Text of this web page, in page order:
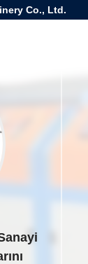
Co., Ltd.